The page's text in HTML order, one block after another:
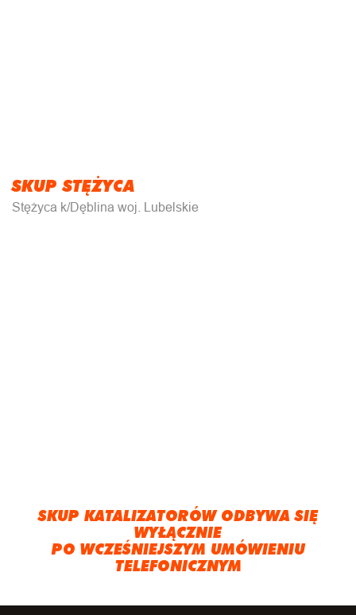
SKUP STĘŻYCA
Stężyca k/Dęblina woj. Lubelskie
SKUP KATALIZATORÓW ODBYWA SIĘ
WYŁĄCZNIE
PO WCZEŚNIEJSZYM UMÓWIENIU
TELEFONICZNYM